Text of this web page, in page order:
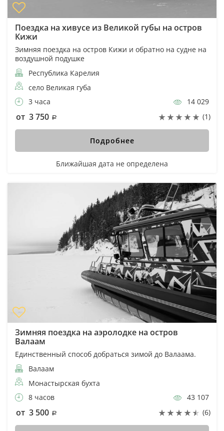
Поездка на хивусе из Великой губы на остров
Кижи
Зимняя поездка на остров Кижи и обратно на судне на
воздушной подушке
Республика Карелия
село Великая губа
3 часа
14 029
от 3 750 (1)
Подробнее
Ближайшая дата не определена
Зимняя поездка на аэролодке на остров
Валаам
Единственный способ добраться зимой до Валаама.
Валаам
Монастырская бухта
8 часов
43 107
от 3 500 (6)